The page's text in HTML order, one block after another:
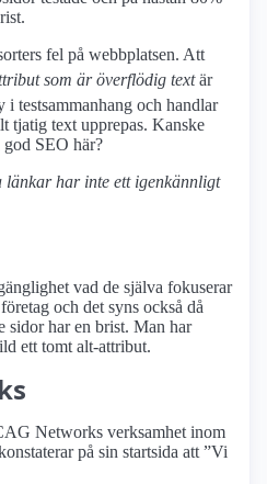
fel på webbplatsen. Att
som är överflödig textär
i testsammanhang och handlar
tjatig text upprepas. Kanske
SEO här?
länkar har inte ett igenkännligt
vad de själva fokuserar
och det syns också då
sidor har en brist. Man har
ett tomt alt-attribut.
Networks verksamhet inom
på sin startsida att ”Vi